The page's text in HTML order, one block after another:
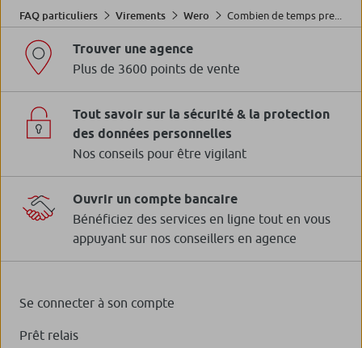
FAQ particuliers Virements Wero Combien de temps pre...
Trouver une agence
Plus de 3600 points de vente
Tout savoir sur la sécurité & la protection
des données personnelles
Nos conseils pour être vigilant
Ouvrir un compte bancaire
Bénéficiez des services en ligne tout en vous
appuyant sur nos conseillers en agence
Se connecter à son compte
Prêt relais